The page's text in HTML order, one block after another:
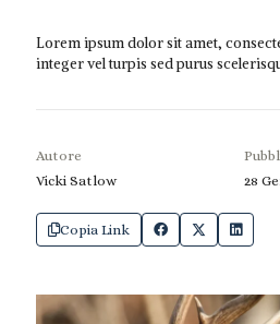
Lorem ipsum dolor sit amet,
integer vel turpis sed purus
Autore
Vicki Satlow
28
Copia Link